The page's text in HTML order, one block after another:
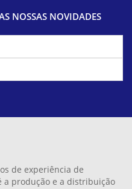
NOSSAS NOVIDADES
de experiência de
a produção e a distribuição